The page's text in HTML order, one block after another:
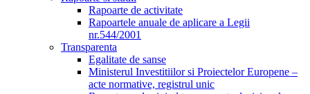
Rapoarte de activitate
Rapoartele anuale de aplicare a Legii
nr.544/2001
Transparenta
Egalitate de sanse
Ministerul Investitiilor si Proiectelor Europene –
acte normative, registrul unic